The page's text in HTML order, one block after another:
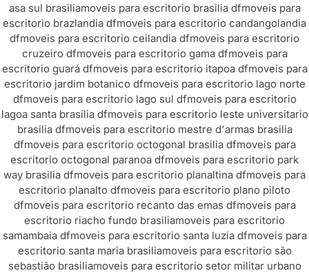
asa sul brasiliamoveis para escritorio brasilia dfmoveis para
escritorio brazlandia dfmoveis para escritorio candangolandia
dfmoveis para escritorio ceilandia dfmoveis para escritorio
cruzeiro dfmoveis para escritorio gama dfmoveis para
escritorio guará dfmoveis para escritorio itapoa dfmoveis para
escritorio jardim botanico dfmoveis para escritorio lago norte
dfmoveis para escritorio lago sul dfmoveis para escritorio
lagoa santa brasilia dfmoveis para escritorio leste universitario
brasilia dfmoveis para escritorio mestre d'armas brasilia
dfmoveis para escritorio octogonal brasilia dfmoveis para
escritorio octogonal paranoa dfmoveis para escritorio park
way brasilia dfmoveis para escritorio planaltina dfmoveis para
escritorio planalto dfmoveis para escritorio plano piloto
dfmoveis para escritorio recanto das emas dfmoveis para
escritorio riacho fundo brasiliamoveis para escritorio
samambaia dfmoveis para escritorio santa luzia dfmoveis para
escritorio santa maria brasiliamoveis para escritorio são
sebastião brasiliamoveis para escritorio setor militar urbano